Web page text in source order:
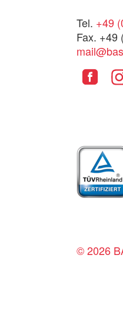
Tel. +49
Fax. +49
© 2026